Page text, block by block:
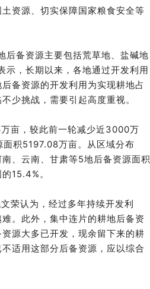
资源、切实保障国家粮食安全等
后备资源主要包括荒草地、盐碱地
示，长期以来，各地通过开发利用
备资源的开发利用为实现耕地占
少挑战，需要引起高度重视。
亩，较此前一轮减少近3000万
积5197.08万亩。从区域分布
、云南、甘肃等5地后备资源面积
15.4%。
荣认为，经过多年持续开发利
。此外，集中连片的耕地后备资
源大多已开发，现余留下来的耕
适用这部分后备资源，应以综合